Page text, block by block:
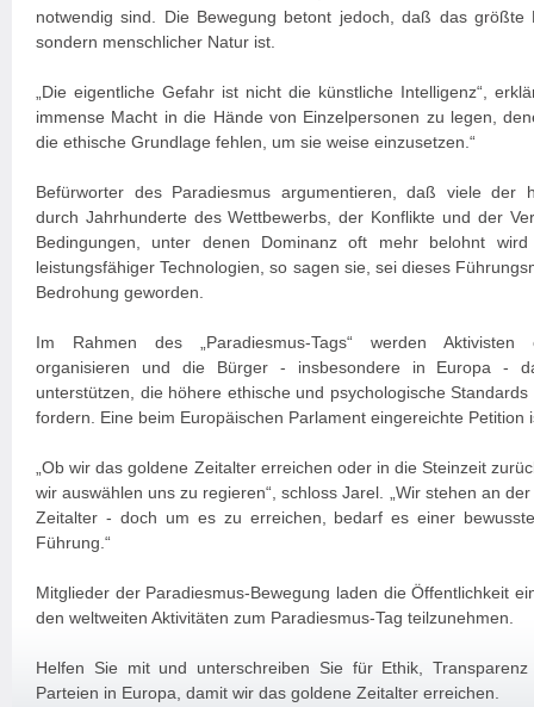
notwendig sind. Die Bewegung betont jedoch, daß das größte
sondern menschlicher Natur ist.
„Die eigentliche Gefahr ist nicht die künstliche Intelligenz“,
immense Macht in die Hände von Einzelpersonen zu legen,
die ethische Grundlage fehlen, um sie weise einzusetzen.“
Befürworter des Paradiesmus argumentieren, daß viele der
durch Jahrhunderte des Wettbewerbs, der Konflikte und der
Bedingungen, unter denen Dominanz oft mehr belohnt
leistungsfähiger Technologien, so sagen sie, sei dieses
Bedrohung geworden.
Im Rahmen des „Paradiesmus-Tags“ werden Aktivisten
organisieren und die Bürger - insbesondere in Europa -
unterstützen, die höhere ethische und psychologische
fordern. Eine beim Europäischen Parlament eingereichte Petition
„Ob wir das goldene Zeitalter erreichen oder in die Steinzeit
wir auswählen uns zu regieren“, schloss Jarel. „Wir stehen an
Zeitalter - doch um es zu erreichen, bedarf es einer
Führung.“
Mitglieder der Paradiesmus-Bewegung laden die Öffentlichkeit
den weltweiten Aktivitäten zum Paradiesmus-Tag teilzunehmen.
Helfen Sie mit und unterschreiben Sie für Ethik,
Parteien in Europa, damit wir das goldene Zeitalter erreichen.